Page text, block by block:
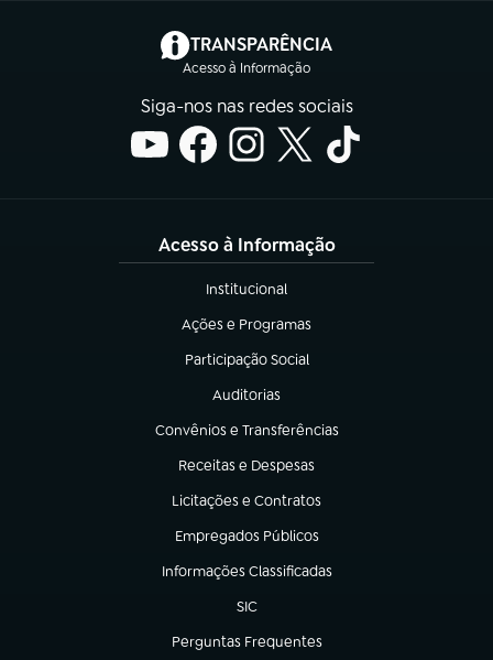
TRANSPARÊNCIA
Acesso à Informação
(abre em nova aba)
Siga-nos nas redes sociais
Acesso à Informação
Institucional
(abre em nova aba)
Ações e Programas
(abre em nova aba)
Participação Social
(abre em nova aba)
Auditorias
(abre em nova aba)
Convênios e Transferências
(abre em nova aba)
Receitas e Despesas
(abre em nova aba)
Licitações e Contratos
(abre em nova aba)
Empregados Públicos
(abre em nova aba)
Informações Classificadas
(abre em nova aba)
SIC
(abre em nova aba)
Perguntas Frequentes
(abre em nova aba)